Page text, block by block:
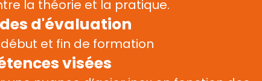
la théorie et la pratique.
d'évaluation
début et fin de formation
visées